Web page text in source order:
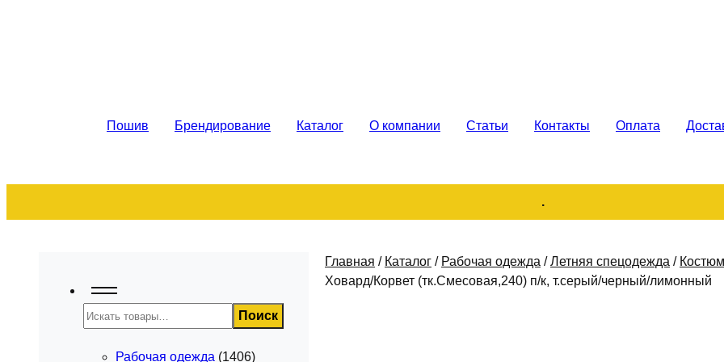
Пошив Брендирование Каталог О компании Статьи Контакты Оплата
.
Главная / Каталог / Рабочая одежда /Летняя спецодежда /
Ховард/Корвет (тк.Смесовая,240) п/к, т.серый/черный/лимонный
Поиск Поиск
Рабочая одежда (1406)